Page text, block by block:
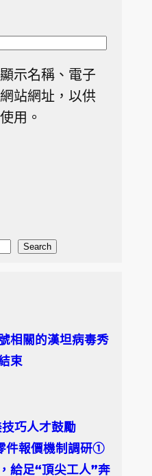
示名稱、電子
站網址，以供
用。
Search
相關的漢坦病毒秀
束
巧人才鼓勵
件報價機制調研①
給足“頂尖工人”奔